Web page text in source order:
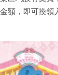
額，即可換領